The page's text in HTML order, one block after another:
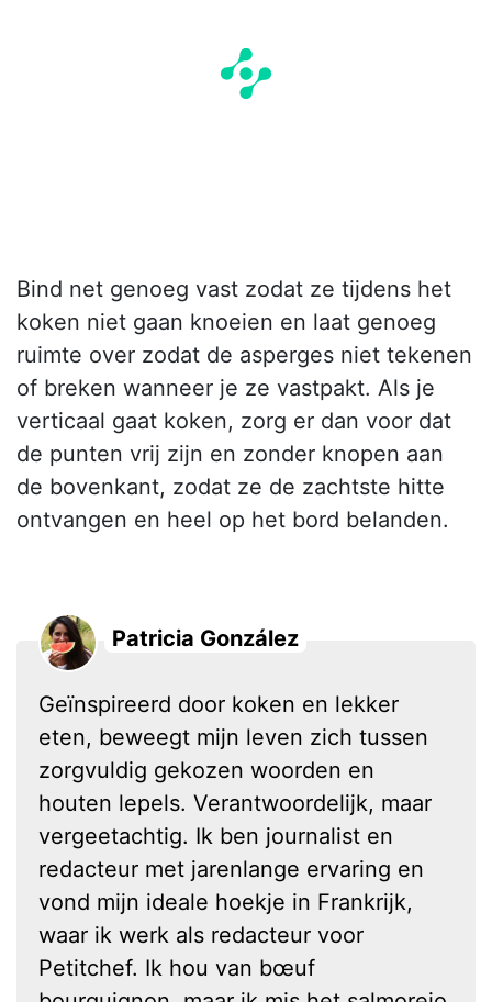
Bind net genoeg vast zodat ze tijdens het
koken niet gaan knoeien en laat genoeg
ruimte over zodat de asperges niet tekenen
of breken wanneer je ze vastpakt. Als je
verticaal gaat koken, zorg er dan voor dat
de punten vrij zijn en zonder knopen aan
de bovenkant, zodat ze de zachtste hitte
ontvangen en heel op het bord belanden.
Patricia González
Geïnspireerd door koken en lekker
eten, beweegt mijn leven zich tussen
zorgvuldig gekozen woorden en
houten lepels. Verantwoordelijk, maar
vergeetachtig. Ik ben journalist en
redacteur met jarenlange ervaring en
vond mijn ideale hoekje in Frankrijk,
waar ik werk als redacteur voor
Petitchef. Ik hou van bœuf